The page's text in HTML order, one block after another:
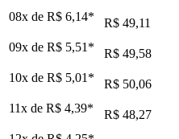
08x de R$ 6,14*
R$ 49,11
09x de R$ 5,51 *
R$ 49,58
10x de R$ 5,01 *
R$ 50,06
11x de R$ 4,39*
R$ 48,27